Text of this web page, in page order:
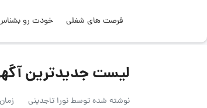
فرصت های شغلی خودت رو
لیست جدیدترین آگهی‌های
نوشته شده توسطنورا تاجدینی زمان